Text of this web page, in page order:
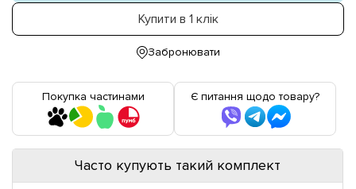
Купити в 1 клік
Забронювати
Покупка частинами Є питання щодо товару?
Часто купують такий комплект